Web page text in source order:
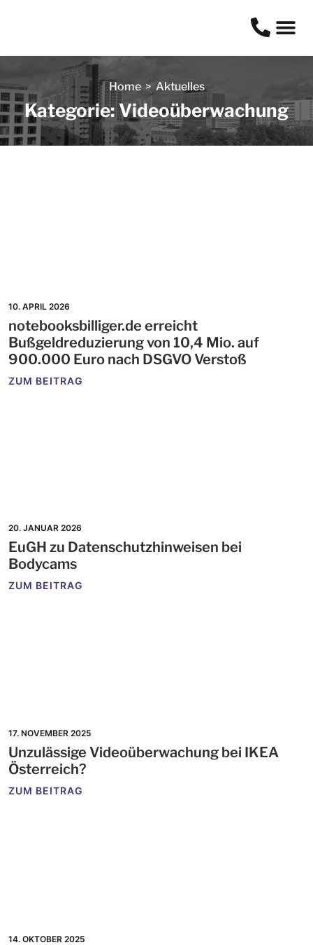
Home> Aktuelles
Kategorie: Videoüberwachung
10. APRIL 2026
notebooksbilliger.de erreicht
Bußgeldreduzierung von 10,4 Mio. auf
900.000 Euro nach DSGVO Verstoß
ZUM BEITRAG
20. JANUAR 2026
EuGH zu Datenschutzhinweisen bei
Bodycams
ZUM BEITRAG
17. NOVEMBER 2025
Unzulässige Videoüberwachung bei IKEA
Österreich?
ZUM BEITRAG
14. OKTOBER 2025